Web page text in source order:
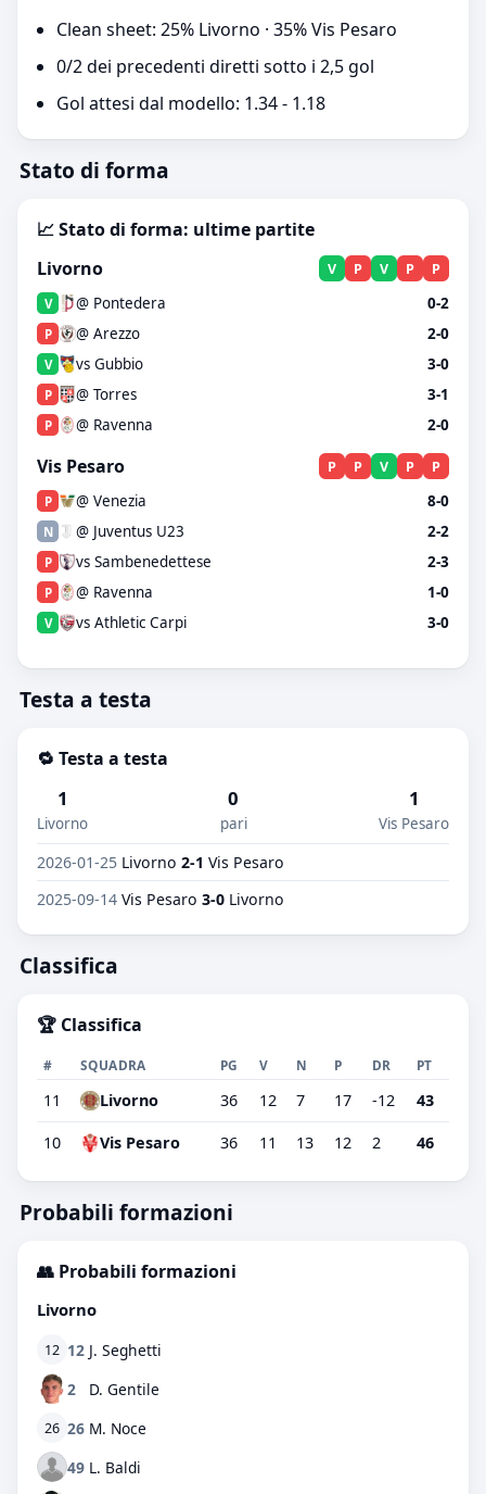
Clean sheet: 25% Livorno · 35% Vis Pesaro
0/2 dei precedenti diretti sotto i 2,5 gol
Gol attesi dal modello: 1.34 - 1.18
Stato di forma
📈 Stato di forma: ultime partite
Livorno
V P V P P
V @ Pontedera 0-2
P @ Arezzo 2-0
V vs Gubbio 3-0
P @ Torres 3-1
P @ Ravenna 2-0
Vis Pesaro P P V P P
P @ Venezia 8-0
N @ Juventus U23 2-2
P vs Sambenedettese 2-3
P @ Ravenna 1-0
V vs Athletic Carpi 3-0
Testa a testa
🔁 Testa a testa
1
Livorno
0
pari
1
Vis Pesaro
2026-01-25 Livorno 2-1 Vis Pesaro
2025-09-14 Vis Pesaro 3-0 Livorno
Classifica
🏆 Classifica
# SQUADRA PG V N P DR PT
11 Livorno 36 12 7 17 -12 43
10 Vis Pesaro 36 11 13 12 2 46
Probabili formazioni
👥 Probabili formazioni
Livorno
12 12 J. Seghetti
2
D. Gentile
26 26 M. Noce
49 L. Baldi